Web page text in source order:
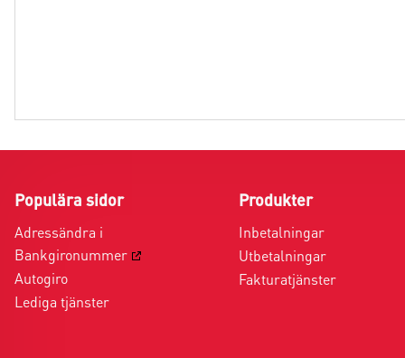
Populära sidor
Adressändra i
Bankgironummer
Autogiro
Lediga tjänster
Produkter
Inbetalningar
Utbetalningar
Fakturatjänster